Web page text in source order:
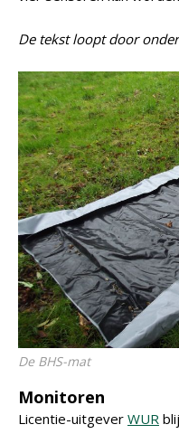
De tekst loopt door
De BHS-mat
Monitoren
Licentie-uitgever WUR